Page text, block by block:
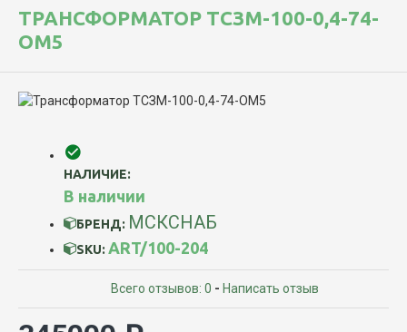
ТРАНСФОРМАТОР ТСЗМ-100-0,4-74-
ОМ5
НАЛИЧИЕ:
В наличии
БРЕНД: МСКСНАБ
SKU: ART/100-204
Всего отзывов: 0 - Написать отзыв